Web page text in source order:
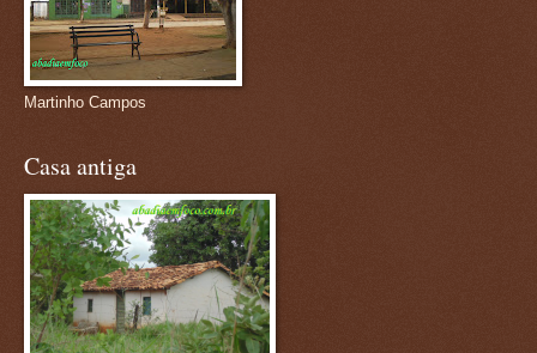
Martinho Campos
Casa antiga